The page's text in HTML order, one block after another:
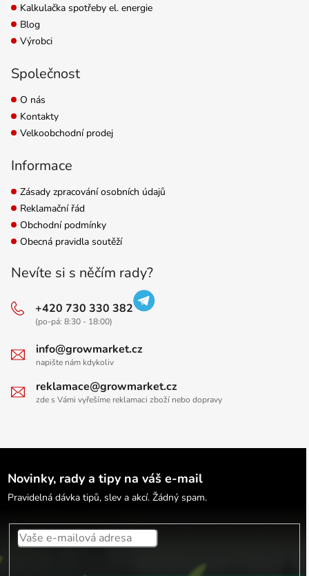
Kalkulačka spotřeby el. energie
Blog
Výrobci
Společnost
O nás
Kontakty
Velkoobchodní prodej
Informace
Zásady zpracování osobních údajů
Reklamační řád
Obchodní podmínky
Obecná pravidla soutěží
Nevíte si s něčím rady?
+420 730 330 382
(po-pá: 8:30 - 18:00)
info@growmarket.cz
napište nám kdykoliv
reklamace@growmarket.cz
zde s Vámi vyřešíme reklamaci zboží nebo dopravy
Novinky, rady a tipy na váš e-mail
Pravidelná dávka tipů, slev a akcí. Žádný spam.